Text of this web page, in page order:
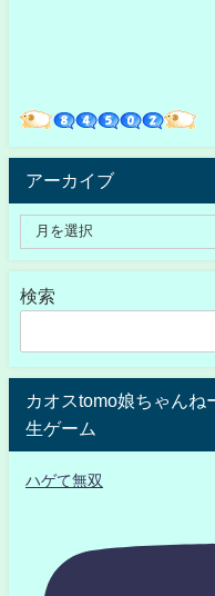
アーカイブ
検索
カオスtomo娘ちゃんね
生ゲーム
ハゲて無双